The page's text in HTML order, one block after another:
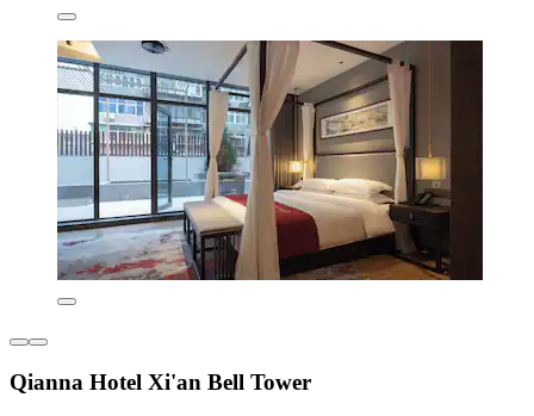
Qianna Hotel Xi'an Bell Tower